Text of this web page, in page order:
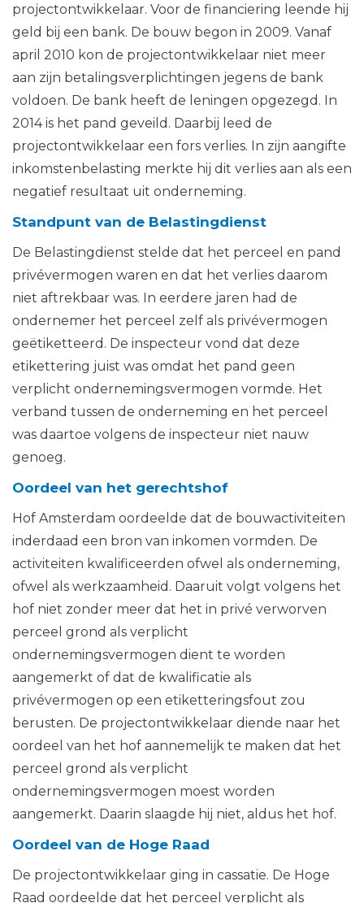
projectontwikkelaar. Voor de financiering leende hij
geld bij een bank. De bouw begon in 2009. Vanaf
april 2010 kon de projectontwikkelaar niet meer
aan zijn betalingsverplichtingen jegens de bank
voldoen. De bank heeft de leningen opgezegd. In
2014 is het pand geveild. Daarbij leed de
projectontwikkelaar een fors verlies. In zijn aangifte
inkomstenbelasting merkte hij dit verlies aan als een
negatief resultaat uit onderneming.
Standpunt van de Belastingdienst
De Belastingdienst stelde dat het perceel en pand
privévermogen waren en dat het verlies daarom
niet aftrekbaar was. In eerdere jaren had de
ondernemer het perceel zelf als privévermogen
geëtiketteerd. De inspecteur vond dat deze
etikettering juist was omdat het pand geen
verplicht ondernemingsvermogen vormde. Het
verband tussen de onderneming en het perceel
was daartoe volgens de inspecteur niet nauw
genoeg.
Oordeel van het gerechtshof
Hof Amsterdam oordeelde dat de bouwactiviteiten
inderdaad een bron van inkomen vormden. De
activiteiten kwalificeerden ofwel als onderneming,
ofwel als werkzaamheid. Daaruit volgt volgens het
hof niet zonder meer dat het in privé verworven
perceel grond als verplicht
ondernemingsvermogen dient te worden
aangemerkt of dat de kwalificatie als
privévermogen op een etiketteringsfout zou
berusten. De projectontwikkelaar diende naar het
oordeel van het hof aannemelijk te maken dat het
perceel grond als verplicht
ondernemingsvermogen moest worden
aangemerkt. Daarin slaagde hij niet, aldus het hof.
Oordeel van de Hoge Raad
De projectontwikkelaar ging in cassatie. De Hoge
Raad oordeelde dat het perceel verplicht als